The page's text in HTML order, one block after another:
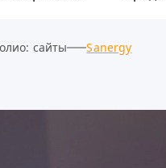
сайты Sanergy